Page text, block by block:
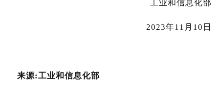
工业和信息化部
2023年11月10日
来源:工业和信息化部